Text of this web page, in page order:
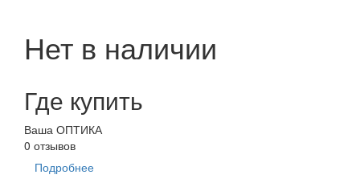
Нет в наличии
Где купить
Ваша ОПТИКА
0 отзывов
Подробнее